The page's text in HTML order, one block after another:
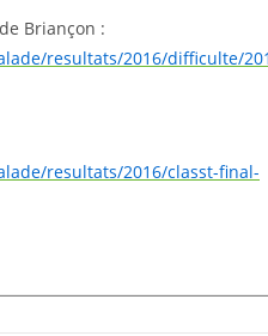
Briançon :
resultats/2016/difficulte/
resultats/2016/classt-final-